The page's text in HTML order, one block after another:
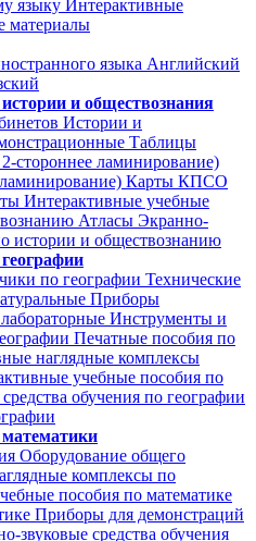
языку Интерактивные
материалы
языка Английский
и обществознания
Истории и
Таблицы
стороннее ламинирование)
Карты КПСО
Интерактивные учебные
Атласы Экранно-
истории и обществознанию
по географии Технические
Приборы
Инструменты и
Печатные пособия по
наглядные комплексы
учебные пособия по
обучения по географии
математики
Оборудование общего
комплексы по
пособия по математике
Приборы для демонстраций
звуковые средства обучения